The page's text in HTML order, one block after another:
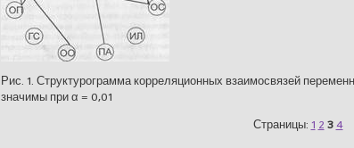
Рис. 1. Структурограмма корреляционных взаимосвязей
значимы при α = 0,01
Страницы: 1 2 3 4